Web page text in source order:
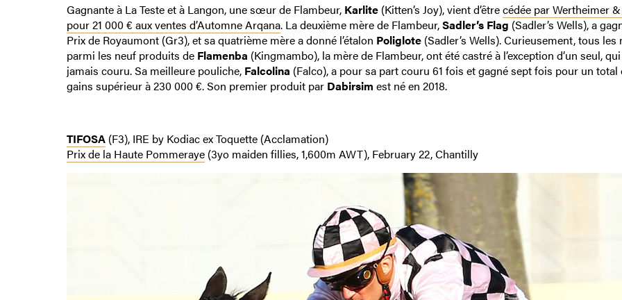
Gagnante à La Teste et à Langon, une sœur de Flambeur, Karlite(Kitten’s Joy), vient d’êtrecédée par Wertheimer
pour 21 000 € aux ventes d’Automne Arqana. La deuxième mère de Flambeur,Sadler’s Flag (Sadler’s Wells), a
Prix de Royaumont (Gr3), et sa quatrième mère a donné l’étalon Poliglote (Sadler’s Wells). Curieusement, tous les
parmi les neuf produits de Flamenba (Kingmambo), la mère de Flambeur, ont été castré à l’exception d’un seul, qui
jamais couru. Sa meilleure pouliche, Falcolina (Falco), a pour sa part couru 61 fois et gagné sept fois pour un total
gains supérieur à 230 000 €. Son premier produit par Dabirsim est né en 2018.
TIFOSA(F3), IRE by Kodiac ex Toquette (Acclamation)
Prix de la Haute Pommeraye(3yo maiden fillies, 1,600m AWT), February 22, Chantilly